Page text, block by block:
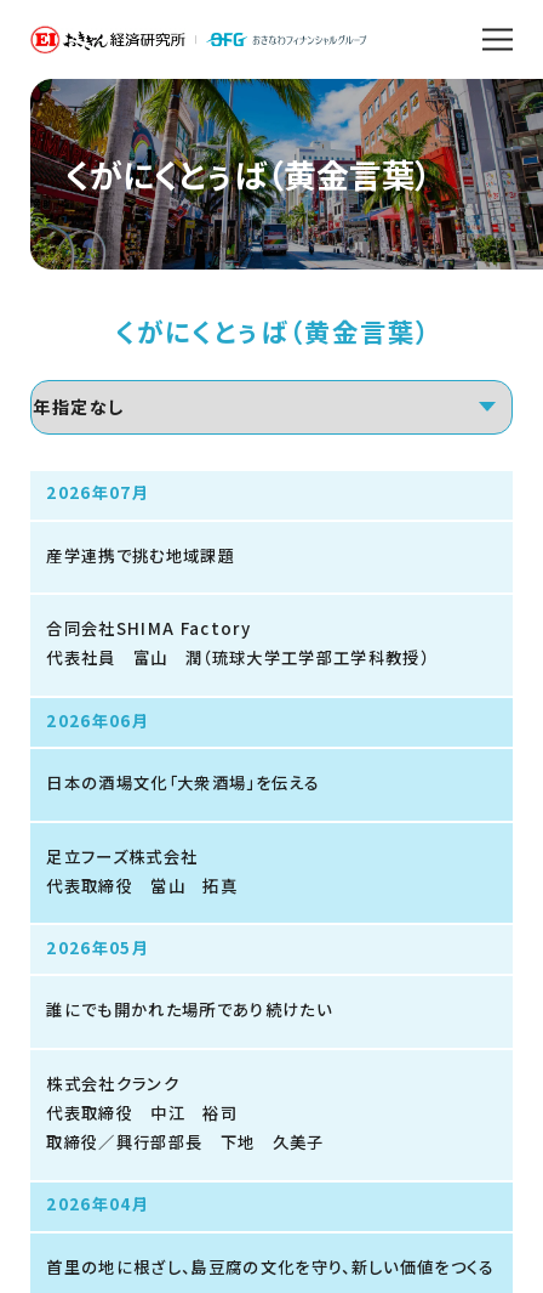
くがにくとぅば（黄金言葉）
くがにくとぅば（黄金言葉）
2026年07月
産学連携で挑む地域課題
合同会社SHIMA Factory
代表社員 富山 潤（琉球大学工学部工学科教授）
2026年06月
日本の酒場文化「大衆酒場」を伝える
足立フーズ株式会社
代表取締役 當山 拓真
2026年05月
誰にでも開かれた場所であり続けたい
株式会社クランク
代表取締役 中江 裕司
取締役／興行部部長 下地 久美子
2026年04月
首里の地に根ざし、島豆腐の文化を守り、新しい価値をつくる